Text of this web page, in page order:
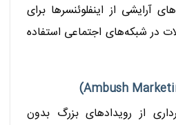
آرایشی از اینفلوئنسرها برای
در شبکه‌های اجتماعی استفاده
از رویدادهای بزرگ بدون